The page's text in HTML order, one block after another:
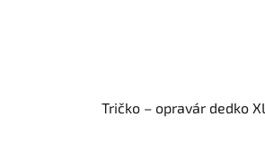
Tričko – opravár dedko XL